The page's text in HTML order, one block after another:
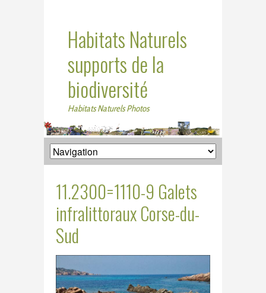
Habitats Naturels
supports de la
biodiversité
Habitats Naturels Photos
11.2300=1110-9 Galets
infralittoraux Corse-du-
Sud